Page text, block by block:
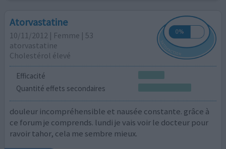
Atorvastatine
10/11/2012 | Femme | 53
atorvastatine
Cholestérol élevé
Efficacité
Quantité effets secondaires
douleur incompréhensible et nausée constante. grâce à
ce forum je comprends. lundi je vais voir le docteur pour
ravoir tahor, cela me sembre mieux.